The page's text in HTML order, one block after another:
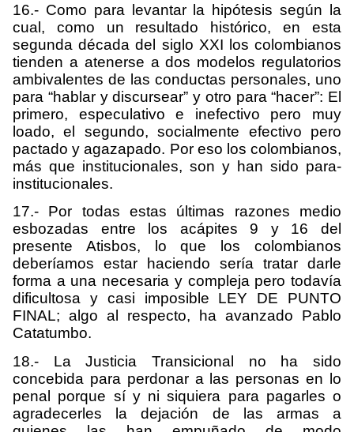
16.- Como para levantar la hipótesis según la
cual, como un resultado histórico, en esta
segunda década del siglo XXI los colombianos
tienden a atenerse a dos modelos regulatorios
ambivalentes de las conductas personales, uno
para “hablar y discursear” y otro para “hacer”: El
primero, especulativo e inefectivo pero muy
loado, el segundo, socialmente efectivo pero
pactado y agazapado. Por eso los colombianos,
más que institucionales, son y han sido para-
institucionales.
17.- Por todas estas últimas razones medio
esbozadas entre los acápites 9 y 16 del
presente Atisbos, lo que los colombianos
deberíamos estar haciendo sería tratar darle
forma a una necesaria y compleja pero todavía
dificultosa y casi imposible LEY DE PUNTO
FINAL; algo al respecto, ha avanzado Pablo
Catatumbo.
18.- La Justicia Transicional no ha sido
concebida para perdonar a las personas en lo
penal porque sí y ni siquiera para pagarles o
agradecerles la dejación de las armas a